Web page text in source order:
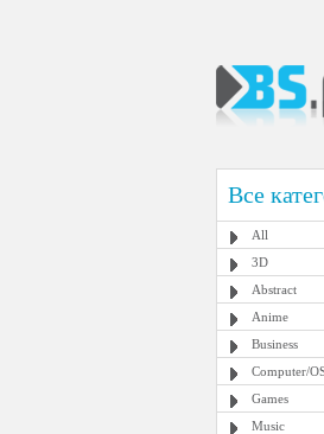
Все
All
3D
Abstract
Anime
Business
Computer/
Games
Music